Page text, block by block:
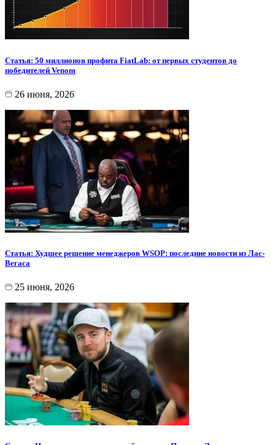
Статья: 50 миллионов профита FiatLab: от первых студентов до
победителей Venom
26 июня, 2026
Статья: Худшее решение менеджеров WSOP: последние новости из Лас-
Вегаса
25 июня, 2026